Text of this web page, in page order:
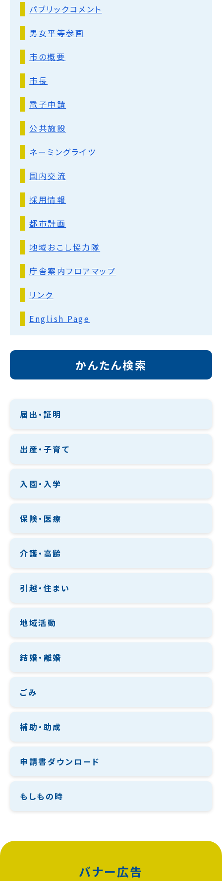
パブリックコメント
男女平等参画
市の概要
市長
電子申請
公共施設
ネーミングライツ
国内交流
採用情報
都市計画
地域おこし協力隊
庁舎案内フロアマップ
リンク
English Page
かんたん検索
届出・証明
出産・子育て
入園・入学
保険・医療
介護・高齢
引越・住まい
地域活動
結婚・離婚
ごみ
補助・助成
申請書ダウンロード
もしもの時
バナー広告